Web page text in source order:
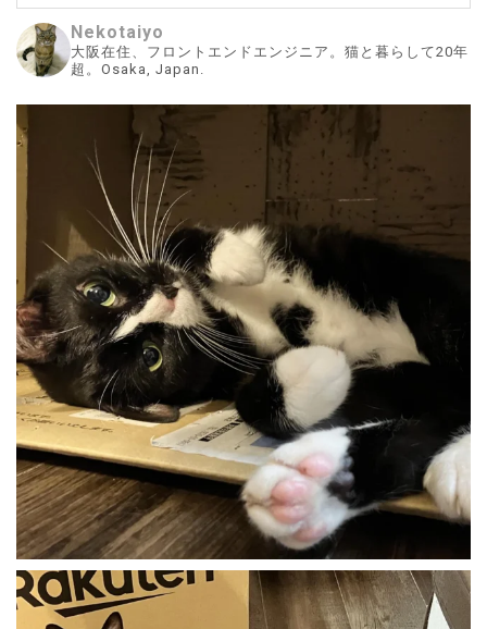
Nekotaiyo
大阪在住、フロントエンドエンジニア。猫と暮らして20年
超。Osaka, Japan.